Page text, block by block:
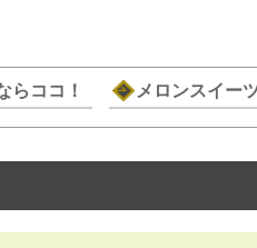
らココ！ メロンスイー